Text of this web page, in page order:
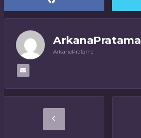
ArkanaPratama
ArkanaPratama